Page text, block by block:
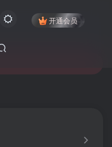
开通会员